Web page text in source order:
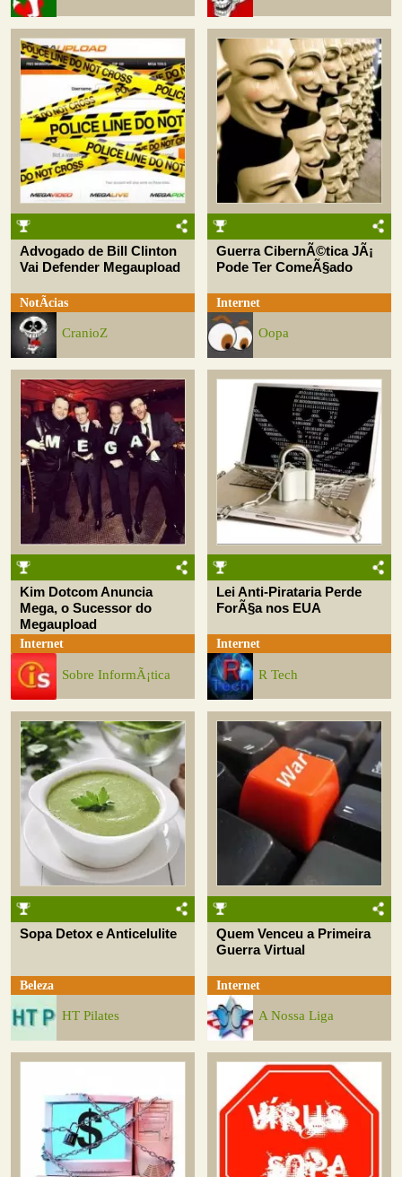
Advogado de Bill Clinton
Vai Defender Megaupload
NotÃ­cias
CranioZ
Guerra CibernÃ©tica JÃ¡
Pode Ter ComeÃ§ado
Internet
Oopa
Kim Dotcom Anuncia
Mega, o Sucessor do
Megaupload
Internet
Sobre InformÃ¡tica
Lei Anti-Pirataria Perde
ForÃ§a nos EUA
Internet
R Tech
Sopa Detox e Anticelulite
Beleza
HT Pilates
Quem Venceu a Primeira
Guerra Virtual
Internet
A Nossa Liga